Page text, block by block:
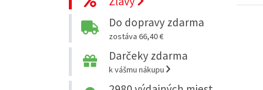
Do dopravy zdarma
zostáva 66,40 €
Darčeky zdarma
k vášmu nákupu